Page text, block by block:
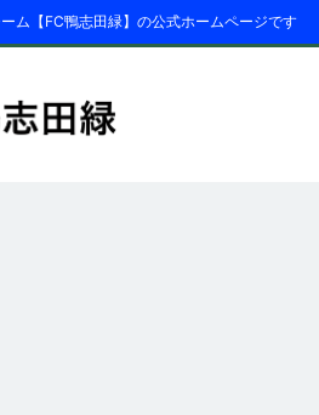
ム【FC鴨志田緑】の公式ホームページです